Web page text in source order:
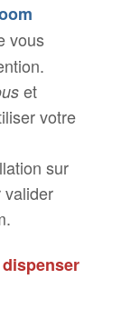
vous
et
votre
sur
valider